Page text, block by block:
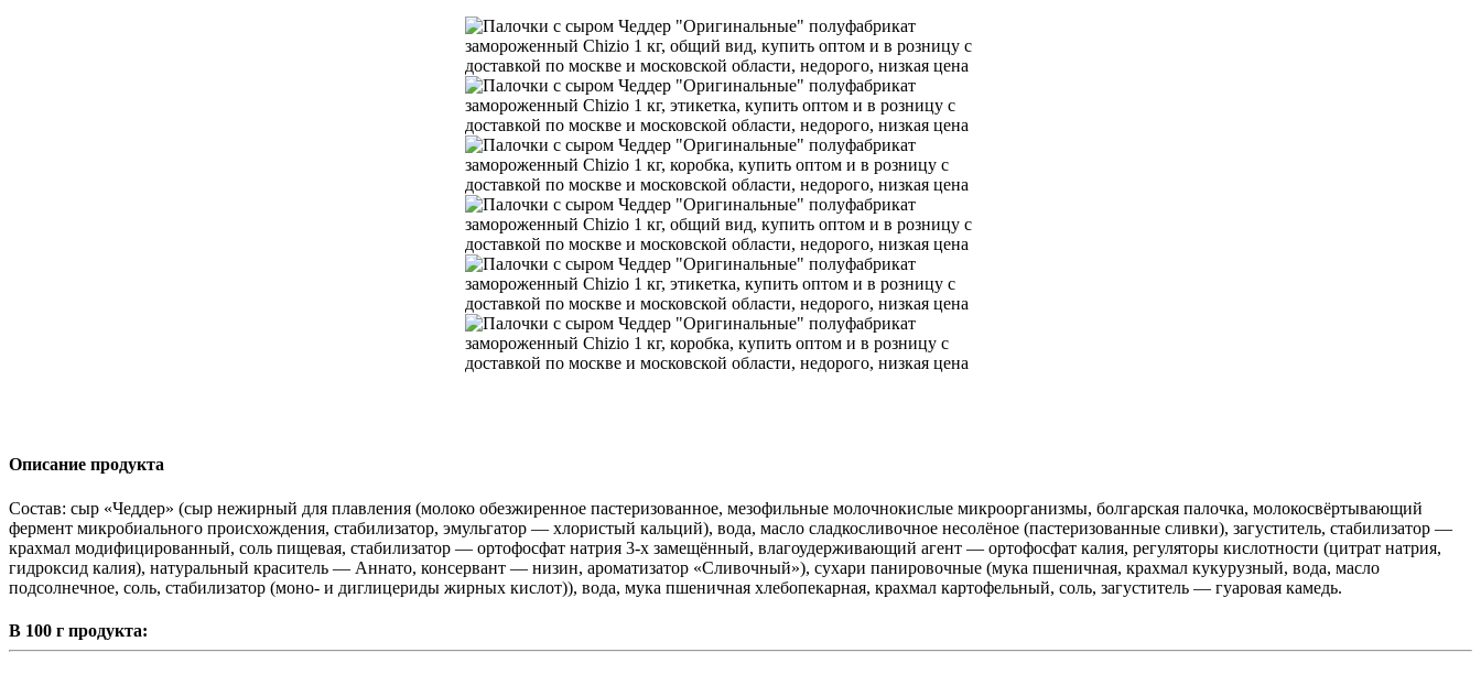
Описание продукта
Состав: сыр «Чеддер» (сыр нежирный для плавления (молоко обезжиренное пастеризованное, мезофильные молочнокислые микроорганизмы, болгарская палочка, молокосвёртывающий
фермент микробиального происхождения, стабилизатор, эмульгатор — хлористый кальций), вода, масло сладкосливочное несолёное (пастеризованные сливки), загуститель, стабилизатор —
крахмал модифицированный, соль пищевая, стабилизатор — ортофосфат натрия 3-х замещённый, влагоудерживающий агент — ортофосфат калия, регуляторы кислотности (цитрат натрия,
гидроксид калия), натуральный краситель — Аннато, консервант — низин, ароматизатор «Сливочный»), сухари панировочные (мука пшеничная, крахмал кукурузный, вода, масло
подсолнечное, соль, стабилизатор (моно- и диглицериды жирных кислот)), вода, мука пшеничная хлебопекарная, крахмал картофельный, соль, загуститель — гуаровая камедь.
В 100 г продукта: